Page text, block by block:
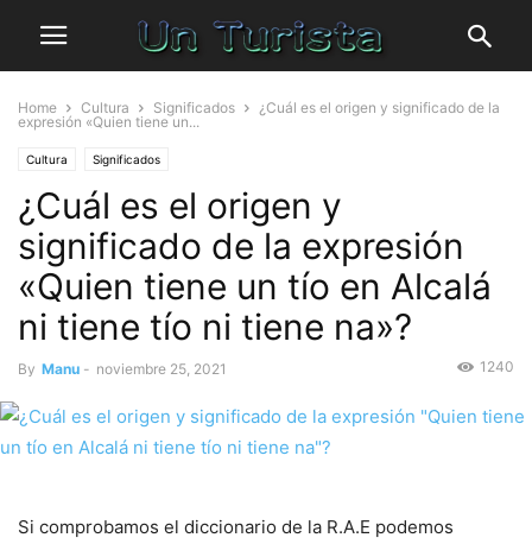
Home Cultura Significados
¿Cuál es el origen y significado de la
expresión «Quien tiene un...
Cultura Significados
¿Cuál es el origen y
significado de la expresión
«Quien tiene un tío en Alcalá
ni tiene tío ni tiene na»?
By Manu - noviembre 25, 2021 1240
Si comprobamos el diccionario de la R.A.E podemos